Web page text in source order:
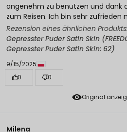
Original
angenehm zu benutzen und dank
zum Reisen. Ich bin sehr zufrieden
Rezension eines ähnlichen Produkts:
Gepresster Puder Satin Skin
Gepresster Puder Satin Skin: 62)
9/15/2025
0
0
Milena